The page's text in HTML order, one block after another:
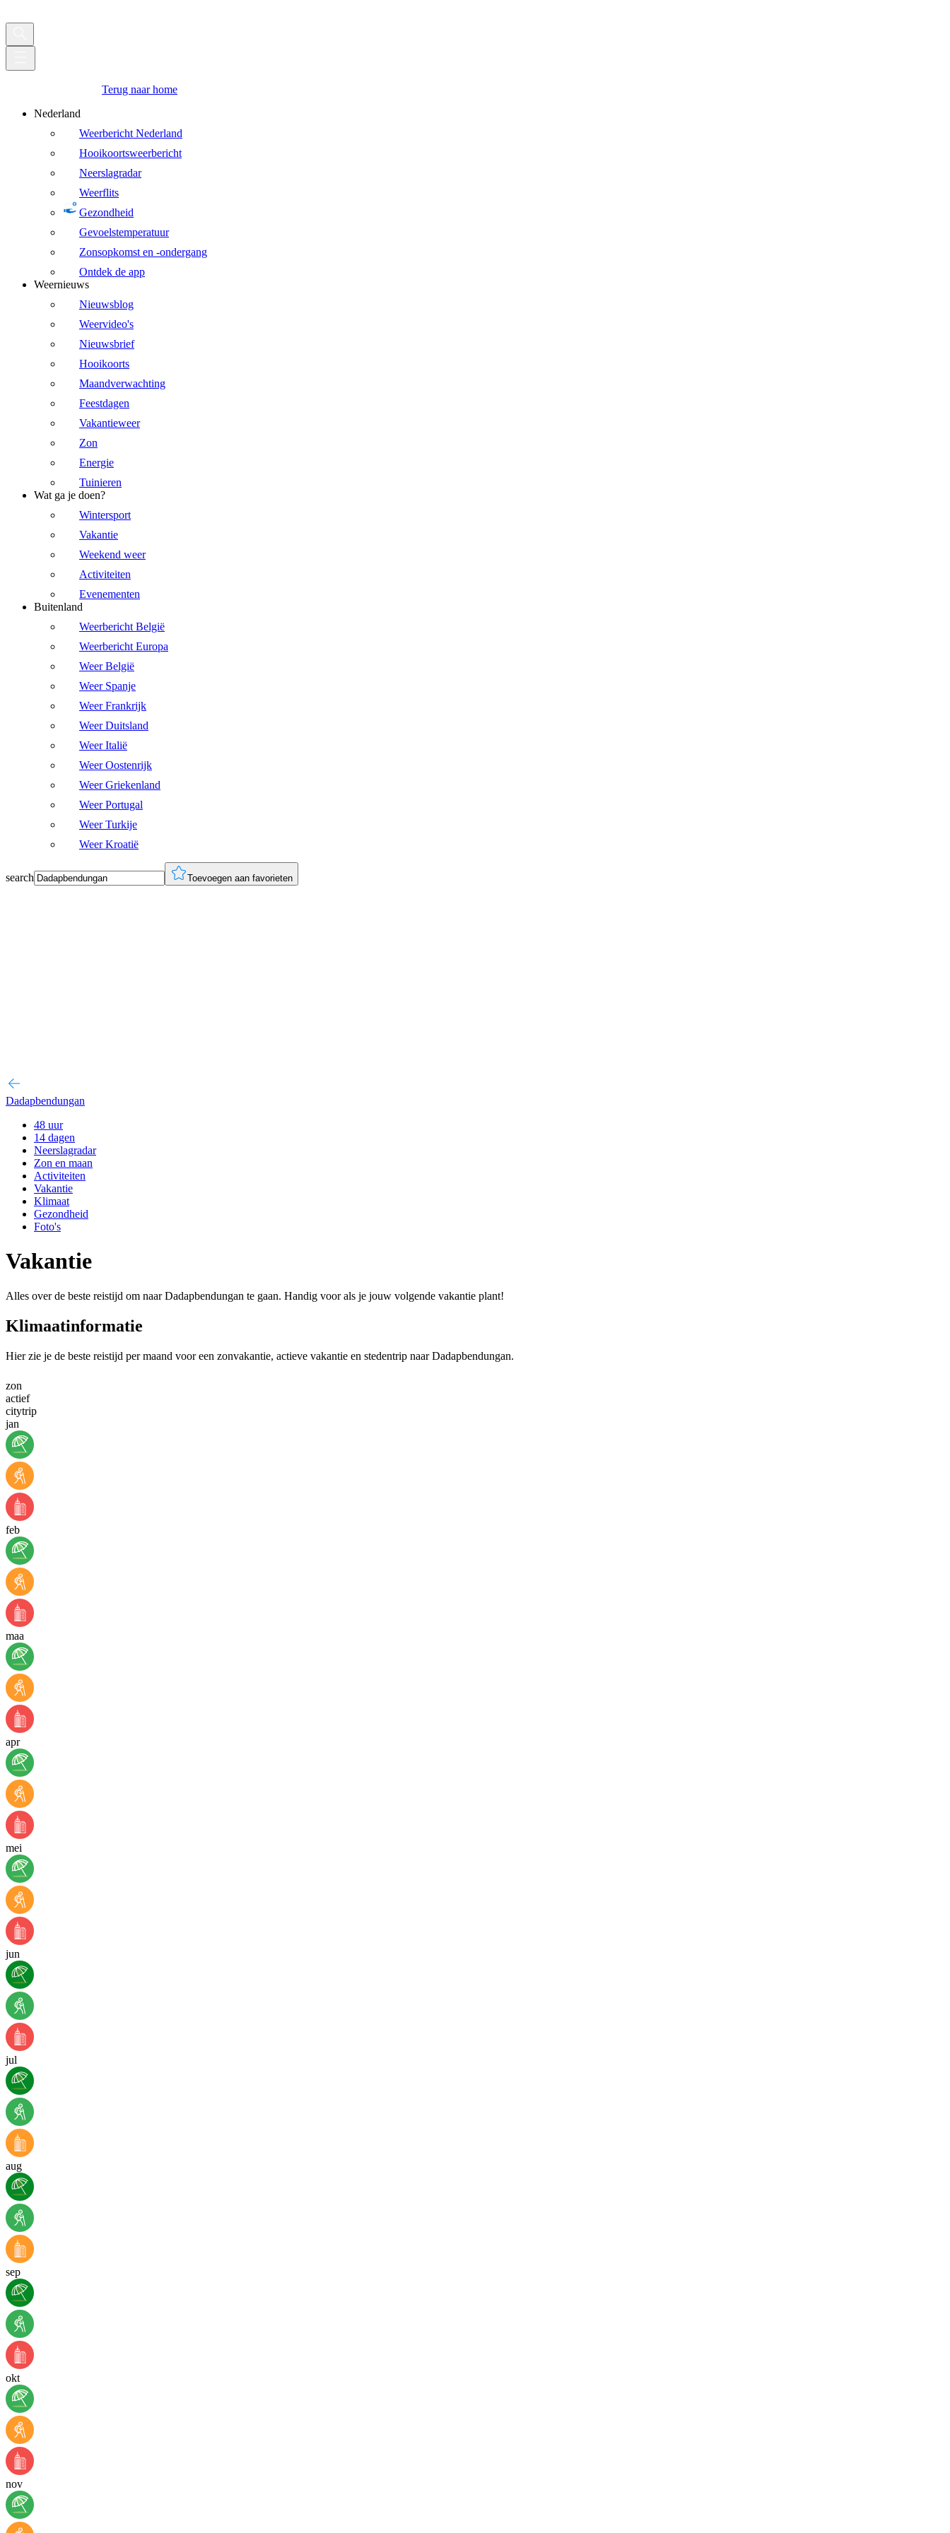
Terug naar home
Nederland
Weerbericht Nederland
Hooikoortsweerbericht
Neerslagradar
Weerflits
Gezondheid
Gevoelstemperatuur
Zonsopkomst en -ondergang
Ontdek de app
Weernieuws
Nieuwsblog
Weervideo's
Nieuwsbrief
Hooikoorts
Maandverwachting
Feestdagen
Vakantieweer
Zon
Energie
Tuinieren
Wat ga je doen?
Wintersport
Vakantie
Weekend weer
Activiteiten
Evenementen
Buitenland
Weerbericht België
Weerbericht Europa
Weer België
Weer Spanje
Weer Frankrijk
Weer Duitsland
Weer Italië
Weer Oostenrijk
Weer Griekenland
Weer Portugal
Weer Turkije
Weer Kroatië
search Toevoegen aan favorieten
Dadapbendungan
48 uur
14 dagen
Neerslagradar
Zon en maan
Activiteiten
Vakantie
Klimaat
Gezondheid
Foto's
Vakantie
Alles over de beste reistijd om naar Dadapbendungan te gaan. Handig voor als je jouw volgende vakantie plant!
Klimaatinformatie
Hier zie je de beste reistijd per maand voor een zonvakantie, actieve vakantie en stedentrip naar Dadapbendungan.
zon
actief
citytrip
jan
feb
maa
apr
mei
jun
jul
aug
sep
okt
nov